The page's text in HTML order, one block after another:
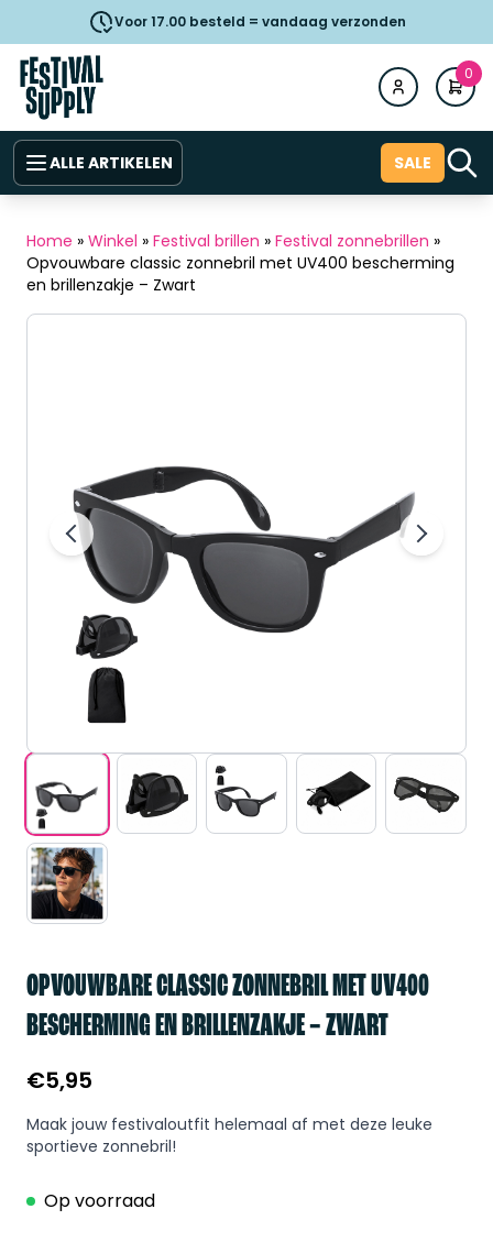
Voor 17.00 besteld = vandaag verzonden
0
ALLE ARTIKELEN SALE
Home » Winkel » Festival brillen » Festival zonnebrillen »
Opvouwbare classic zonnebril met UV400 bescherming
en brillenzakje – Zwart
OPVOUWBARE CLASSIC ZONNEBRIL MET UV400
BESCHERMING EN BRILLENZAKJE – ZWART
€5,95
Maak jouw festivaloutfit helemaal af met deze leuke
sportieve zonnebril!
Op voorraad